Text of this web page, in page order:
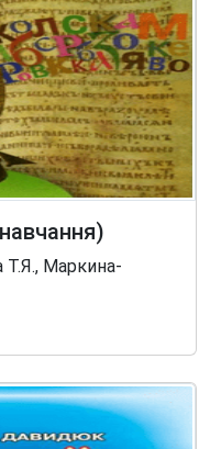
Т.Я., Маркина-